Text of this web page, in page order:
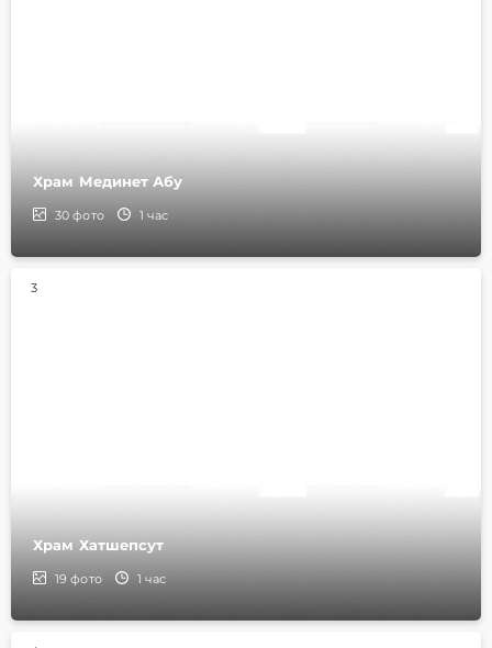
Храм Мединет Абу
30 фото 1 час
3
Храм Хатшепсут
19 фото 1 час